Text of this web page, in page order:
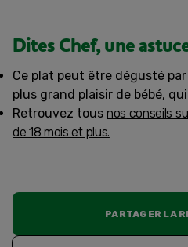
Dites Chef, une
Ce plat peut être dégusté
plus grand plaisir de bébé,
Retrouvez tous nos conseils
de 18 mois et plus.
PARTAGER LA